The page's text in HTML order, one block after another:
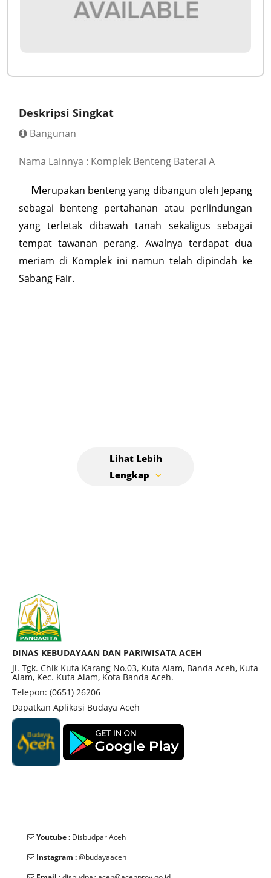
Deskripsi Singkat
Bangunan
Nama Lainnya : Komplek Benteng Baterai A
Merupakan benteng yang dibangun oleh Jepang
sebagai benteng pertahanan atau perlindungan
yang terletak dibawah tanah sekaligus sebagai
tempat tawanan perang. Awalnya terdapat dua
meriam di Komplek ini namun telah dipindah ke
Sabang Fair.
DINAS KEBUDAYAAN DAN PARIWISATA ACEH
Jl. Tgk. Chik Kuta Karang No.03, Kuta Alam, Banda Aceh, Kuta
Alam, Kec. Kuta Alam, Kota Banda Aceh.
Telepon: (0651) 26206
Dapatkan Aplikasi Budaya Aceh
Youtube : Disbudpar Aceh
Instagram :@budayaaceh